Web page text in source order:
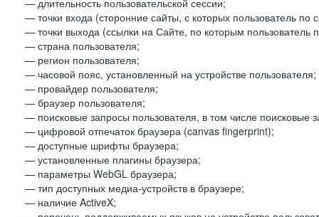
— длительность пользовательской сессии;
— точки входа (сторонние сайты, с которых пользователь по
— точки выхода (ссылки на Сайте, по которым пользователь
— страна пользователя;
— регион пользователя;
— часовой пояс, установленный на устройстве пользователя;
— провайдер пользователя;
— браузер пользователя;
— поисковые запросы пользователя, в том числе поисковые
— цифровой отпечаток браузера (canvas fingerprint);
— доступные шрифты браузера;
— установленные плагины браузера;
— параметры WebGL браузера;
— тип доступных медиа-устройств в браузере;
— наличие ActiveX;